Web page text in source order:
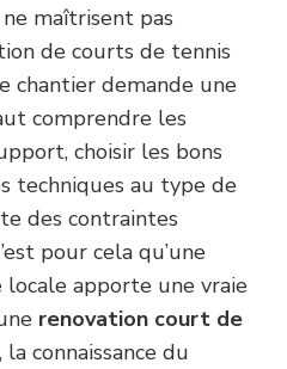
maîtrisent pas
de courts de tennis
chantier demande une
comprendre les
choisir les bons
techniques au type de
des contraintes
pour cela qu’une
locale apporte une vraie
renovation court de
, la connaissance du